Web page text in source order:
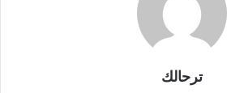
ترحالك